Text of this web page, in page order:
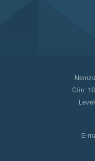
Cím:
E-